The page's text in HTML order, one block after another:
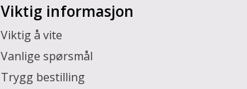
Viktig informasjon
Viktig å vite
Vanlige spørsmål
Trygg bestilling